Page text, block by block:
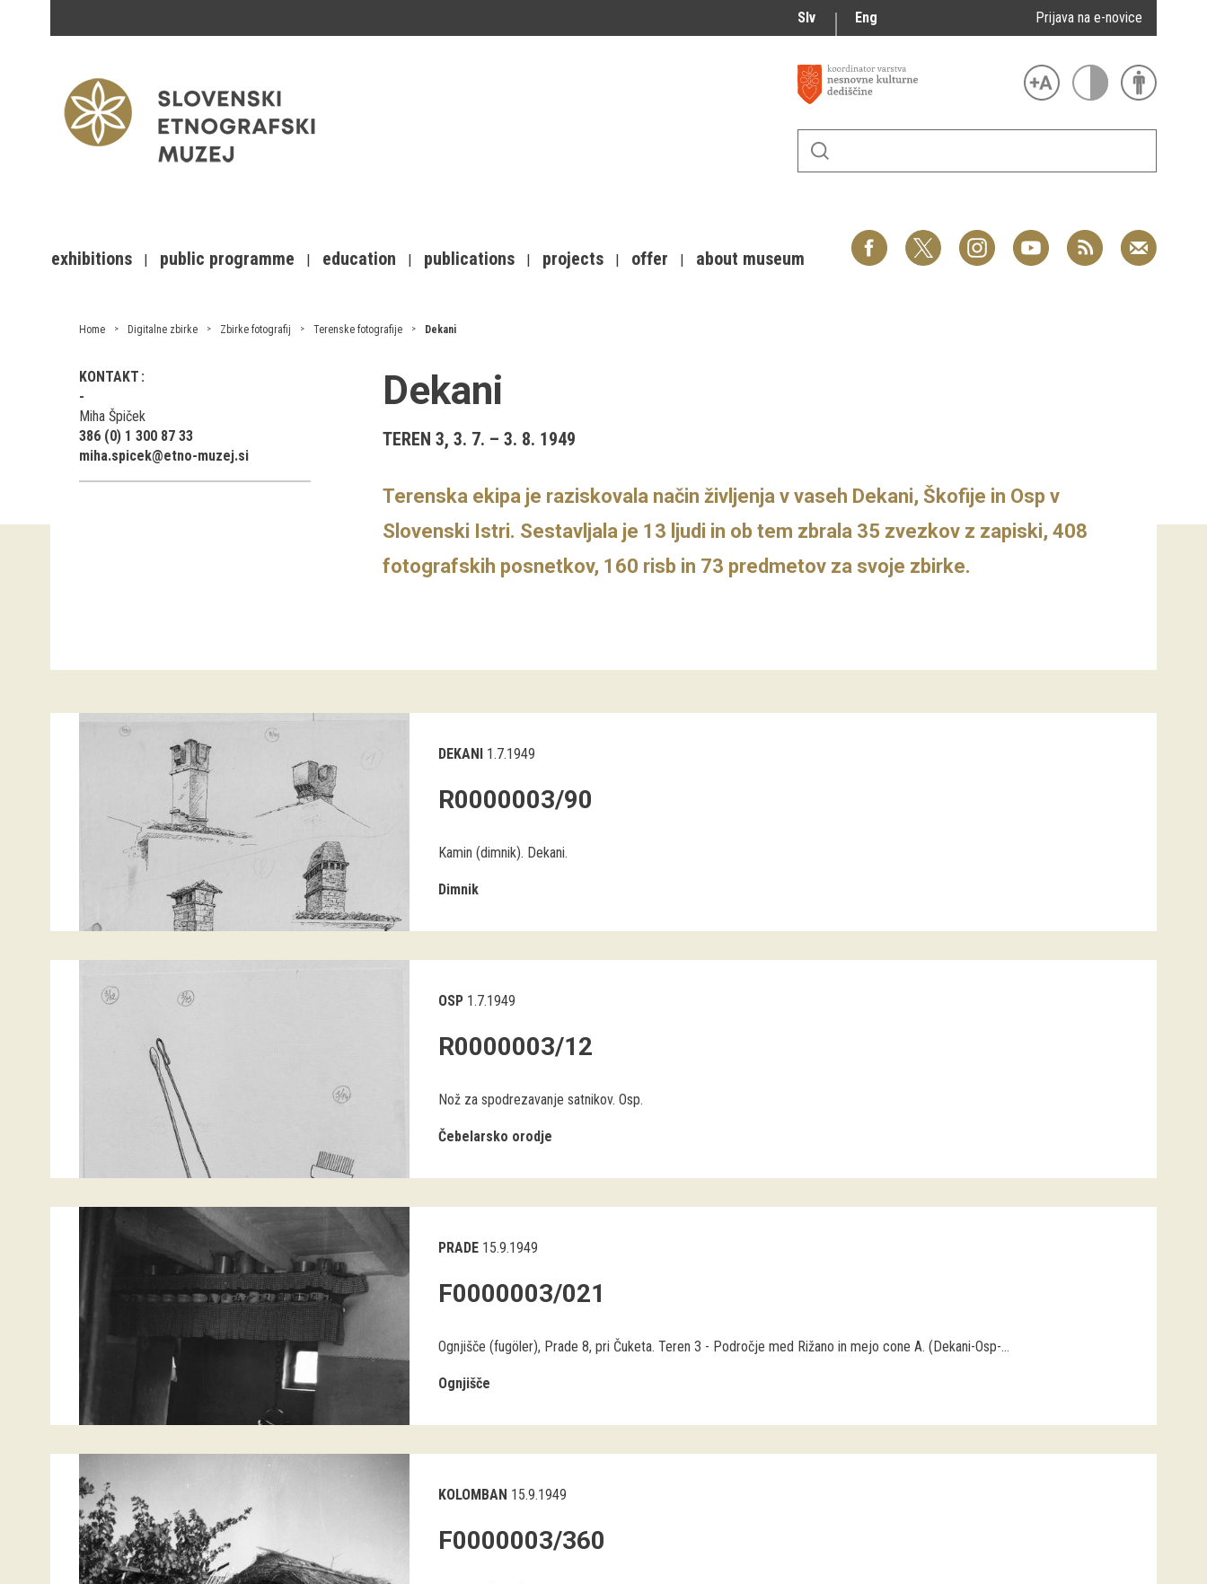
Slv Eng Prijava na e-novice
exhibitions public programme education publications projects offer about museum
Home Digitalne zbirke Zbirke fotografij Terenske fotografije Dekani
KONTAKT
Miha Špiček
386 (0) 1 300 87 33
miha.spicek@etno-muzej.si
Dekani
TEREN 3, 3. 7. – 3. 8. 1949
Terenska ekipa je raziskovala način življenja v vaseh Dekani, Škofije in Osp v
Slovenski Istri. Sestavljala je 13 ljudi in ob tem zbrala 35 zvezkov z zapiski, 408
fotografskih posnetkov, 160 risb in 73 predmetov za svoje zbirke.
DEKANI 1.7.1949
R0000003/90
Kamin (dimnik). Dekani.
Dimnik
OSP 1.7.1949
R0000003/12
Nož za spodrezavanje satnikov. Osp.
Čebelarsko orodje
PRADE 15.9.1949
F0000003/021
Ognjišče (fugöler), Prade 8, pri Čuketa. Teren 3 - Področje med Rižano in mejo cone A. (Dekani-Osp-...
Ognjišče
KOLOMBAN 15.9.1949
F0000003/360